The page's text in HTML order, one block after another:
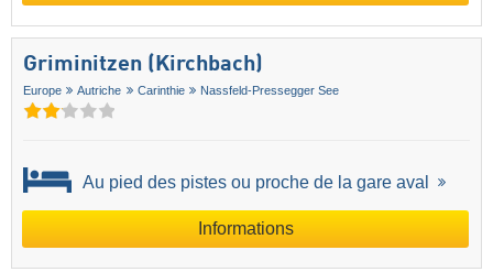
Griminitzen (Kirchbach)
Europe Autriche Carinthie Nassfeld-Pressegger See
Au pied des pistes ou proche de la gare aval
Informations